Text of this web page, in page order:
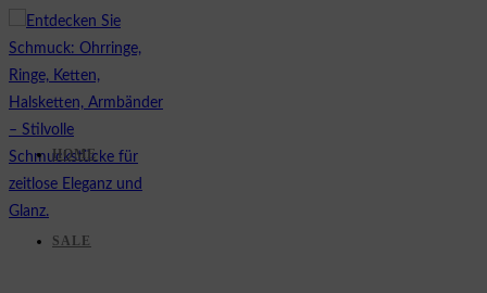
Zum
Inhalt
springen
HOME
SALE